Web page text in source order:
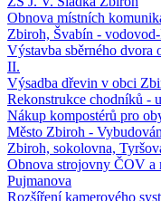
Obnova místních
Zbiroh, Švabín -
Výstavba sběrného dvora
II.
Výsadba dřevin v obci
Rekonstrukce chodníků -
Nákup kompostérů pro
Město Zbiroh -
Zbiroh, sokolovna,
Obnova strojovny ČOV a
Pujmanova
Rozšíření kamerového